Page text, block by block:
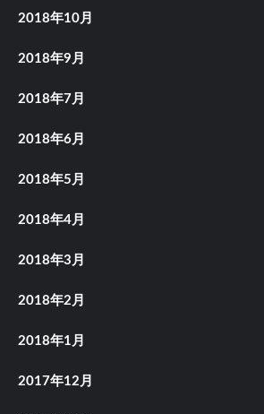
2018年10月
2018年9月
2018年7月
2018年6月
2018年5月
2018年4月
2018年3月
2018年2月
2018年1月
2017年12月